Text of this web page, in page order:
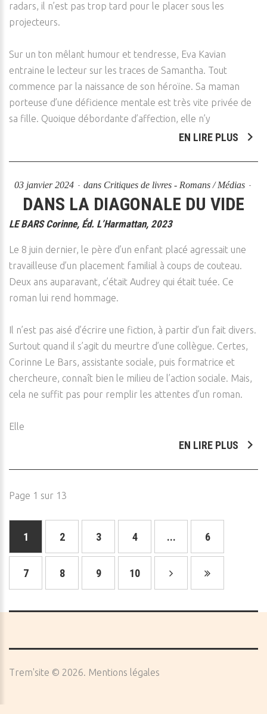
radars, il n’est pas trop tard pour le placer sous les
projecteurs.
Sur un ton mêlant humour et tendresse, Eva Kavian
entraine le lecteur sur les traces de Samantha. Tout
commence par la naissance de son héroïne. Sa maman
porteuse d’une déficience mentale est très vite privée de
sa fille. Quoique débordante d’affection, elle n’y
EN LIRE PLUS
03 janvier 2024 dans Critiques de livres - Romans / Médias
DANS LA DIAGONALE DU VIDE
LE BARS Corinne, Éd. L’Harmattan, 2023
Le 8 juin dernier, le père d’un enfant placé agressait une
travailleuse d’un placement familial à coups de couteau.
Deux ans auparavant, c’était Audrey qui était tuée. Ce
roman lui rend hommage.
Il n’est pas aisé d’écrire une fiction, à partir d’un fait divers.
Surtout quand il s’agit du meurtre d’une collègue. Certes,
Corinne Le Bars, assistante sociale, puis formatrice et
chercheure, connaît bien le milieu de l’action sociale. Mais,
cela ne suffit pas pour remplir les attentes d’un roman.
Elle
EN LIRE PLUS
Page 1 sur 13
1 2 3 4 ... 6
7 8 9 10
Trem'site © 2026 Mentions légales